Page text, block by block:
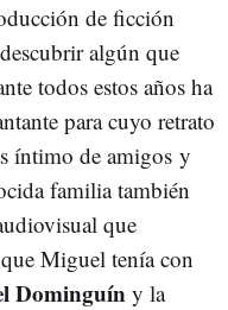
de ficción
algún que
todos estos años ha
para cuyo retrato
íntimo de amigos y
familia también
que
Miguel tenía con
Dominguín y la